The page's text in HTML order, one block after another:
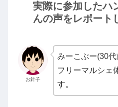
実際に参加したハ
んの声をレポート
お針子
みーこぶー(30代
フリーマルシェ
す。